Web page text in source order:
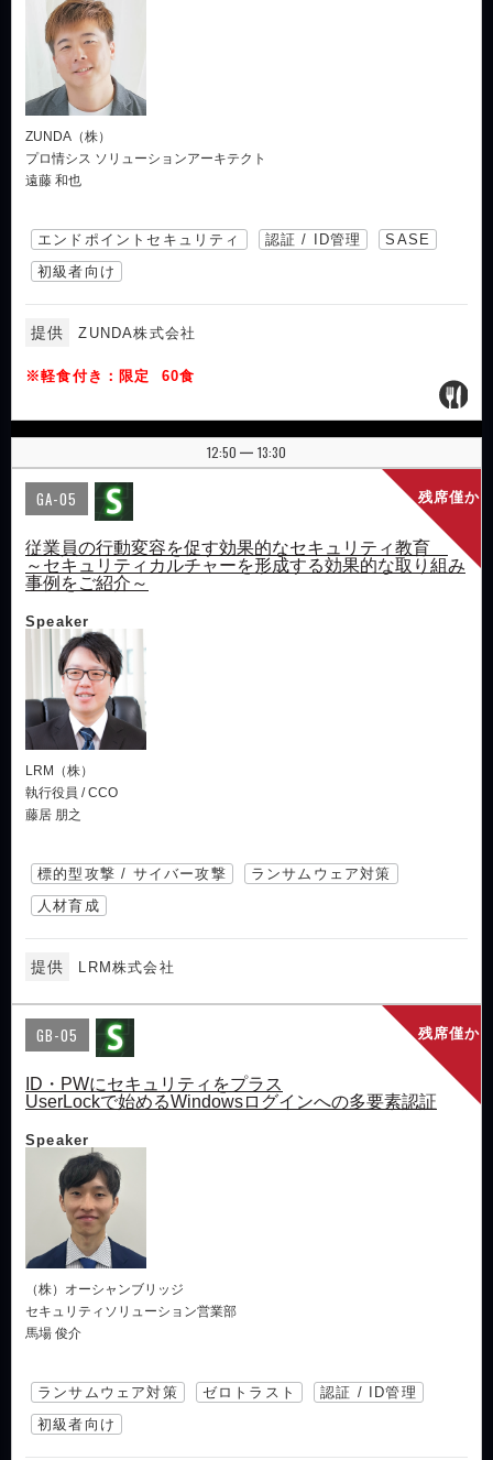
ZUNDA（株）
プロ情シス ソリューションアーキテクト
遠藤 和也
エンドポイントセキュリティ 認証 / ID管理
SASE
初級者向け
提供 ZUNDA株式会社
※軽食付き：限定 60食
12:50 | 13:30
残席僅か
GA-05
従業員の行動変容を促す効果的なセキュリティ教育
～セキュリティカルチャーを形成する効果的な取り組み
事例をご紹介～
Speaker
LRM（株）
執行役員 / CCO
藤居 朋之
標的型攻撃 / サイバー攻撃
ランサムウェア対策
人材育成
提供 LRM株式会社
残席僅か
GB-05
ID・PWにセキュリティをプラス
UserLockで始めるWindowsログインへの多要素認証
Speaker
（株）オーシャンブリッジ
セキュリティソリューション営業部
馬場 俊介
ランサムウェア対策 ゼロトラスト
認証 / ID管理
初級者向け